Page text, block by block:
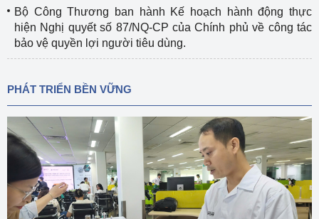
Bộ Công Thương ban hành Kế hoạch hành động thực
hiện Nghị quyết số 87/NQ-CP của Chính phủ về công tác
bảo vệ quyền lợi người tiêu dùng.
PHÁT TRIỂN BỀN VỮNG